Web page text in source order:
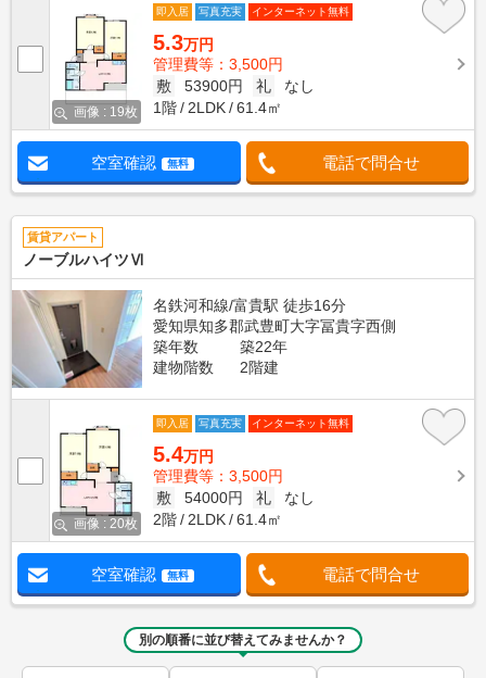
画像 : 19枚
即入居 写真充実 インターネット無料
5.3万円
管理費等：3,500円
敷
53900円 礼
なし
1階
2LDK 61.4㎡
空室確認 無料 電話で問合せ
賃貸アパート
ノーブルハイツⅥ
名鉄河和線/富貴駅 徒歩16分
愛知県知多郡武豊町大字冨貴字西側
築年数
築22年
建物階数
2階建
画像 : 20枚
即入居 写真充実 インターネット無料
5.4万円
管理費等：3,500円
敷
54000円 礼
なし
2階
2LDK 61.4㎡
空室確認 無料 電話で問合せ
別の順番に並び替えてみませんか？